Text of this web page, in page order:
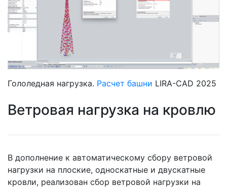
Гололедная нагрузка. Расчет башни LIRA-CAD 2025
Ветровая нагрузка на кровлю
В дополнение к автоматическому сбору ветровой
нагрузки на плоские, односкатные и двускатные
кровли, реализован сбор ветровой нагрузки на